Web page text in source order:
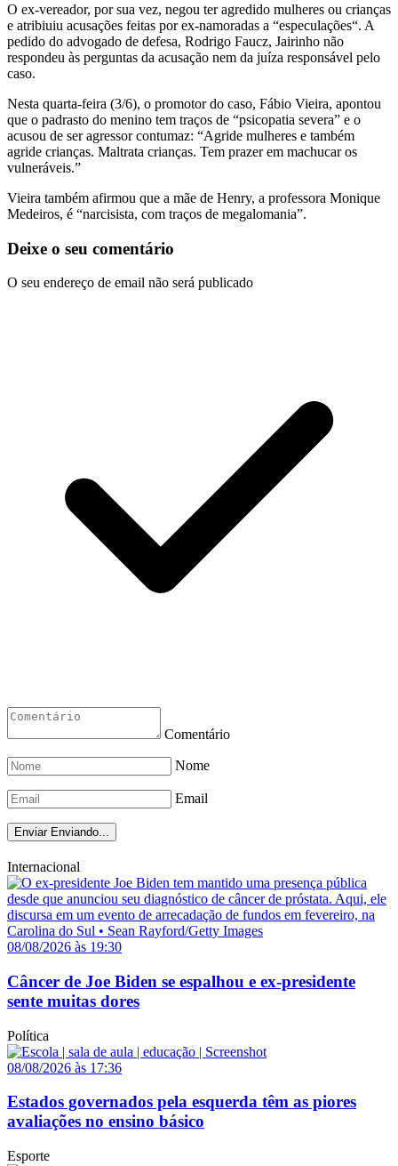
O ex-vereador, por sua vez, negou ter agredido mulheres ou crianças
e atribiuiu acusações feitas por ex-namoradas a “especulações“. A
pedido do advogado de defesa, Rodrigo Faucz, Jairinho não
respondeu às perguntas da acusação nem da juíza responsável pelo
caso.
Nesta quarta-feira (3/6), o promotor do caso, Fábio Vieira, apontou
que o padrasto do menino tem traços de “psicopatia severa” e o
acusou de ser agressor contumaz: “Agride mulheres e também
agride crianças. Maltrata crianças. Tem prazer em machucar os
vulneráveis.”
Vieira também afirmou que a mãe de Henry, a professora Monique
Medeiros, é “narcisista, com traços de megalomania”.
Deixe o seu comentário
O seu endereço de email não será publicado
Comentário
Nome
Email
Enviar Enviando...
Internacional
08/08/2026 às 19:30
Câncer de Joe Biden se espalhou e ex-presidente
sente muitas dores
Política
08/08/2026 às 17:36
Estados governados pela esquerda têm as piores
avaliações no ensino básico
Esporte